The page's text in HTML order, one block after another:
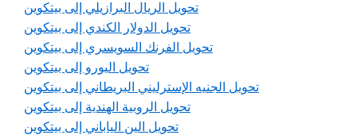
تحويل الريال البرازيلي إلى بيتكوين
تحويل الدولار الكندي إلى بيتكوين
تحويل الفرنك السويسري إلى بيتكوين
تحويل اليورو إلى بيتكوين
تحويل الجنيه الإسترليني البريطاني إلى بيتكوين
تحويل الروبية الهندية إلى بيتكوين
تحويل الين الياباني إلى بيتكوين